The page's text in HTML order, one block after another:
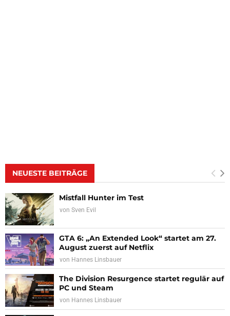
NEUESTE BEITRÄGE
Mistfall Hunter im Test
von Sven Evil
GTA 6: „An Extended Look“ startet am 27.
August zuerst auf Netflix
von Hannes Linsbauer
The Division Resurgence startet regulär auf
PC und Steam
von Hannes Linsbauer